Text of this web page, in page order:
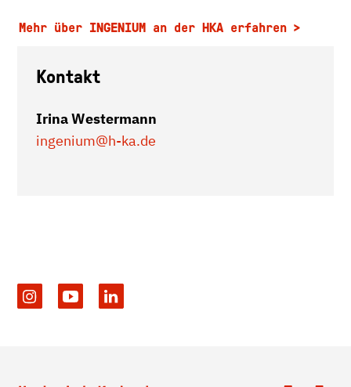
Mehr über INGENIUM an der HKA erfahren
Kontakt
Irina Westermann
ingenium@h-ka.de